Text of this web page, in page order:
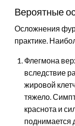
Вероятные
Осложнения
практике.
Флегмона
вследствие
жировой
тяжело.
краснота и
поднимается